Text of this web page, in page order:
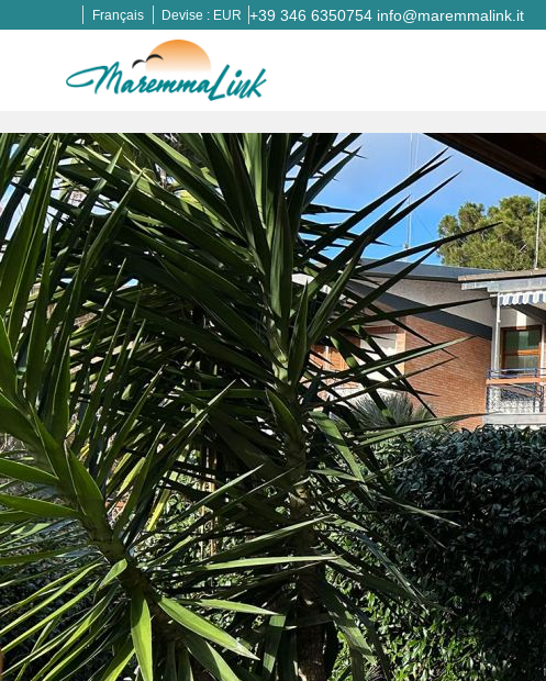
Français Devise : EUR +39 346 6350754 info@maremmalink.it